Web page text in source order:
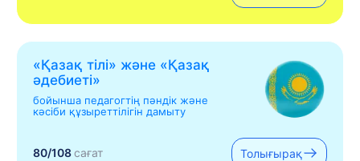
«Қазақ тілі» жəне «Қазақ
əдебиеті»
бойынша педагогтің пәндік және
кәсіби құзыреттілігін дамыту
80/108сағат Толығырақ